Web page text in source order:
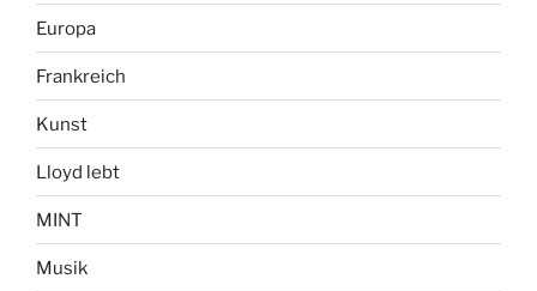
Europa
Frankreich
Kunst
Lloyd lebt
MINT
Musik